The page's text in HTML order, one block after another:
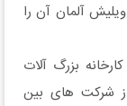
نام اولی بهرینگر در سال 1989 در ویلیش آلمان آن را
کارخانه بزرگ آلات
شرکت های بین